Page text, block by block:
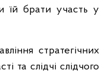
їй брати участь у
стратегічних
та слідчі слідчого